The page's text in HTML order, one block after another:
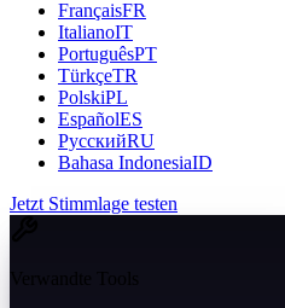
FrançaisFR
ItalianoIT
PortuguêsPT
TürkçeTR
PolskiPL
EspañolES
РусскийRU
Bahasa IndonesiaID
Jetzt Stimmlage testen
Verwandte Tools